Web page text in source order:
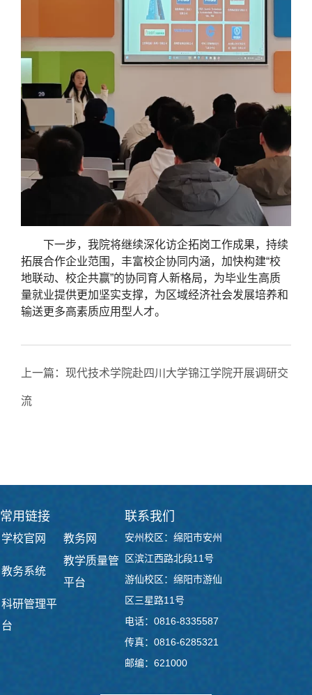
下一步，我院将继续深化访企拓岗工作成果，持续
拓展合作企业范围，丰富校企协同内涵，加快构建“校
地联动、校企共赢”的协同育人新格局，为毕业生高质
量就业提供更加坚实支撑，为区域经济社会发展培养和
输送更多高素质应用型人才。
上一篇： 现代技术学院赴四川大学锦江学院开展调研交
流
常用链接
学校官网 教务网
教务系统
教学质量管
平台
科研管理平
台
联系我们
安州校区：绵阳市安州
区滨江西路北段11号
游仙校区：绵阳市游仙
区三星路11号
电话：0816-8335587
传真：0816-6285321
邮编：621000